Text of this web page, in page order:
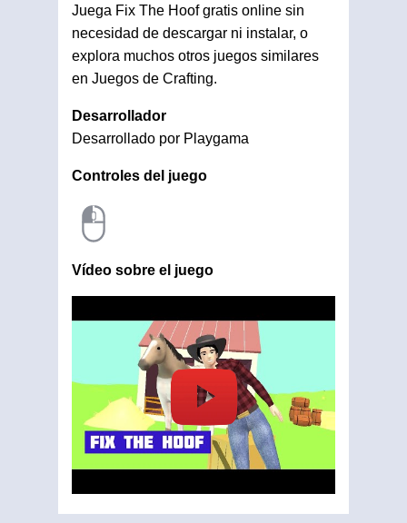
Juega Fix The Hoof gratis online sin
necesidad de descargar ni instalar, o
explora muchos otros juegos similares
en Juegos de Crafting.
Desarrollador
Desarrollado por Playgama
Controles del juego
Vídeo sobre el juego